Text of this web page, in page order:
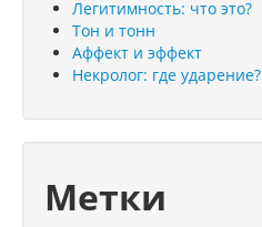
Легитимность: что это?
Тон и тонн
Аффект и эффект
Некролог: где ударение?
Метки